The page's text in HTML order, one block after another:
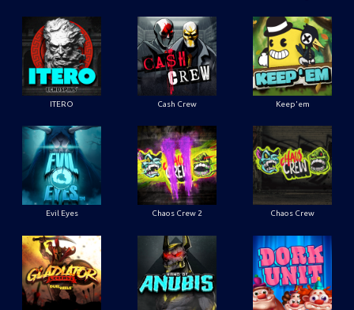
ITERO Cash Crew Keep'em
Evil Eyes Chaos Crew 2 Chaos Crew